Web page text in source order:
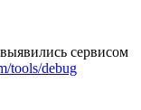
сервисом
tools/debug